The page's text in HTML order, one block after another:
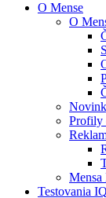
O Mense
O
Profily
Mensa
Testovania IQ